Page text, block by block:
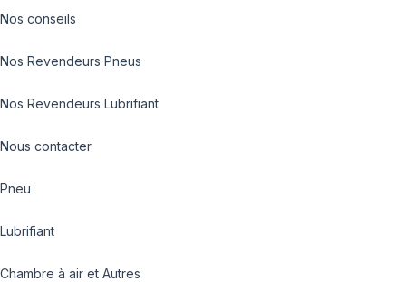
Nos conseils
Nos Revendeurs Pneus
Nos Revendeurs Lubrifiant
Nous contacter
Pneu
Lubrifiant
Chambre à air et Autres